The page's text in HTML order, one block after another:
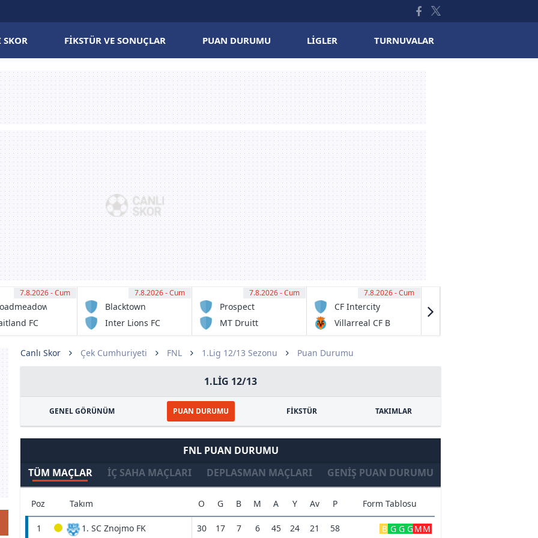
SKOR FIKSTÜR VE SONUÇLAR PUAN DURUMU LIGLER TURNUVALAR
11:00
7.8.2026 - Cum
FCFC
11:00
7.8.2026 - Cum
Blacktown
Spartans FC
Inter Lions FC
11:00
7.8.2026 - Cum
Prospect
United
MT Druitt
Rangers
11:00
7.8.2026 - Cum
CF Intercity
Villarreal CF B
Canlı Skor Çek Cumhuriyeti FNL 1.Lig 12/13 Sezonu Puan Durumu
1.LIG 12/13
GENEL GÖRÜNÜM PUAN DURUMU FİKSTÜR TAKIMLAR
FNL PUAN DURUMU
TÜM MAÇLAR
İÇ SAHA MAÇLARI DEPLASMAN MAÇLARI GENIŞ PUAN DURUMU
Poz Takım O G B M A Y Av P Form Tablosu
1 1. SC Znojmo FK 30 17 7 6 45 24 21 58 B G G GMM